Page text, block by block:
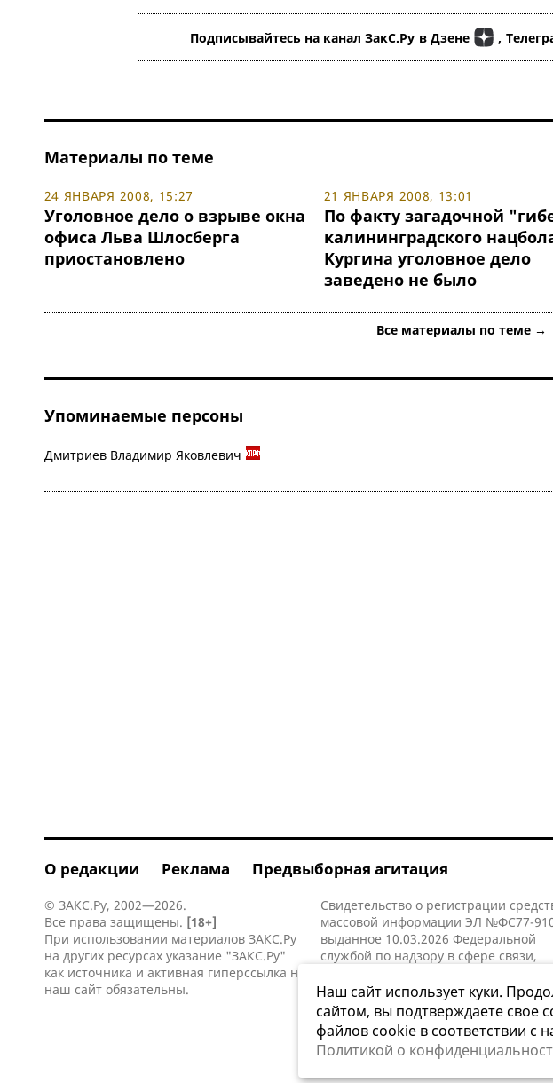
Подписывайтесь на канал ЗакС.Ру в Дзене ,
Материалы по теме
24 ЯНВАРЯ 2008, 15:27
Уголовное дело о взрыве окна
офиса Льва Шлосберга
приостановлено
21 ЯНВАРЯ 2008, 13:01
По факту загадочной
калининградского
Кургина уголовное дело
заведено не было
Все материалы по теме →
Упоминаемые персоны
Дмитриев Владимир Яковлевич
О редакции Реклама Предвыборная агитация
© ЗАКС.Ру, 2002—2026.
Все права защищены. [18+]
При использовании материалов ЗАКС.Ру
на других ресурсах указание "ЗАКС.Ру"
как источника и активная гиперссылка на
наш сайт обязательны.
Свидетельство о регистрации
массовой информации ЭЛ №ФС77-
выданное 10.03.2026 Федеральной
службой по надзору в сфере связи,
коммуникаций (Роскомнадзор).
Наш сайт использует куки.
сайтом, вы подтверждаете свое
файлов cookie в соответствии с
Политикой о